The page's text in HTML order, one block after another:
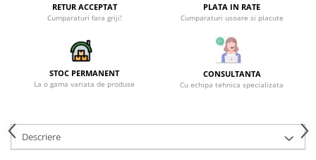
Lampi de veghe copii
Proiectoare
Accesorii decorative
RETUR ACCEPTAT
Cumparaturi fara griji!
PLATA IN RATE
Cumparaturi usoare si placute
STOC PERMANENT
La o gama variata de produse
CONSULTANTA
Cu echipa tehnica specializata
Descriere